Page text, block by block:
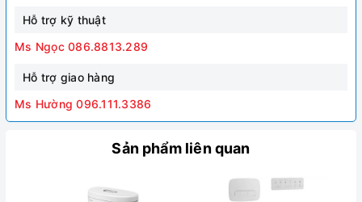
Hỗ trợ kỹ thuật
Ms Ngọc 086.8813.289
Hỗ trợ giao hàng
Ms Hường 096.111.3386
Sản phẩm liên quan